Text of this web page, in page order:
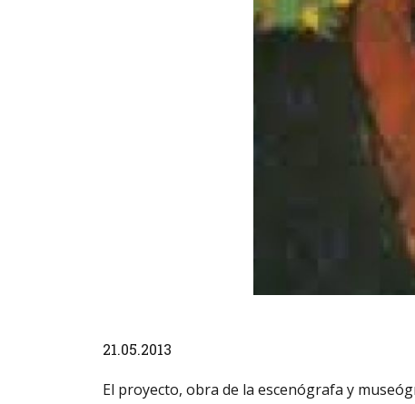
21.05.2013
El proyecto, obra de la escenógrafa y